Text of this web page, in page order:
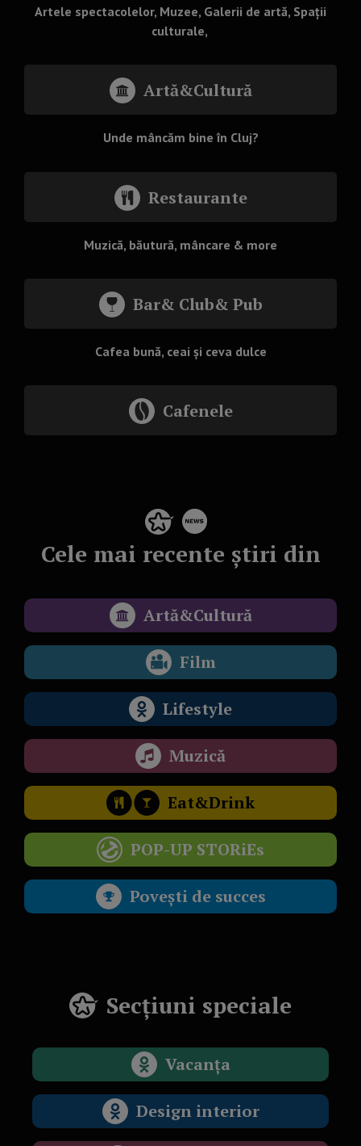
Artele spectacolelor, Muzee, Galerii de artă, Spații
culturale,
Artă&Cultură
Unde mâncăm bine în Cluj?
Restaurante
Muzică, băutură, mâncare & more
Bar& Club& Pub
Cafea bună, ceai și ceva dulce
Cafenele
Cele mai recente știri din
Artă&Cultură
Film
Lifestyle
Muzică
Eat&Drink
POP-UP STORiEs
Povești de succes
Secțiuni speciale
Vacanța
Design interior